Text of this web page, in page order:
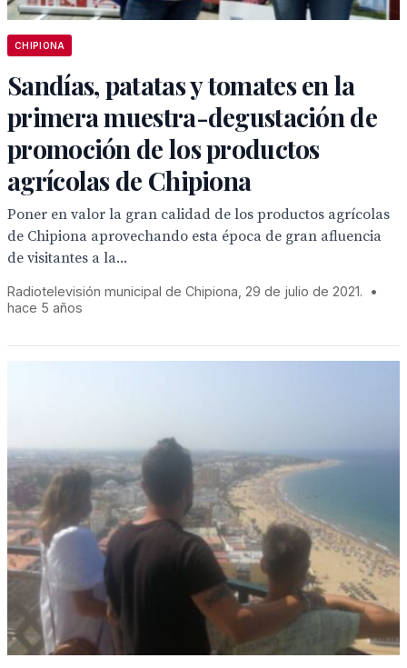
CHIPIONA
Sandías, patatas y tomates en la
primera muestra-degustación de
promoción de los productos
agrícolas de Chipiona
Poner en valor la gran calidad de los productos agrícolas
de Chipiona aprovechando esta época de gran afluencia
de visitantes a la...
Radiotelevisión municipal de Chipiona, 29 de julio de 2021.
•
hace 5 años